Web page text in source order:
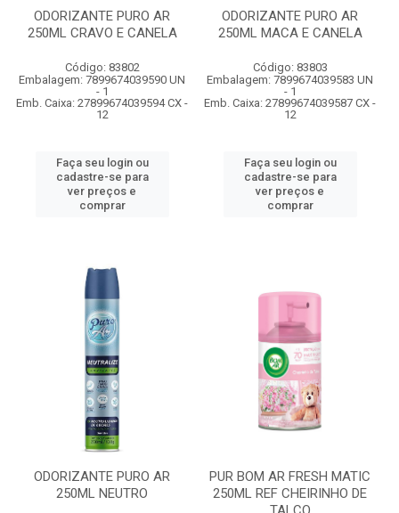
ODORIZANTE PURO AR
250ML CRAVO E CANELA
Código: 83802
Embalagem: 7899674039590 UN
- 1
Emb. Caixa: 27899674039594 CX -
12
Faça seu login ou
cadastre-se para
ver preços e
comprar
ODORIZANTE PURO AR
250ML MACA E CANELA
Código: 83803
Embalagem: 7899674039583 UN
- 1
Emb. Caixa: 27899674039587 CX -
12
Faça seu login ou
cadastre-se para
ver preços e
comprar
ODORIZANTE PURO AR
250ML NEUTRO
PUR BOM AR FRESH MATIC
250ML REF CHEIRINHO DE